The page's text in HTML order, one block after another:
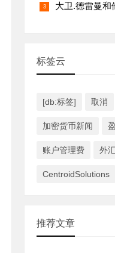
大卫.德雷曼和
标签云
[db:标签] 取消
加密货币新闻
账户管理费 外
CentroidSolutions
推荐文章